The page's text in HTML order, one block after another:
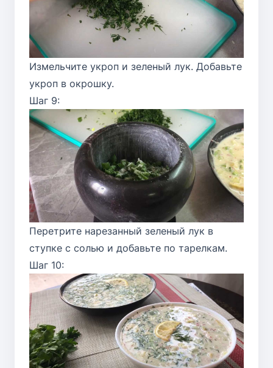
Измельчите укроп и зеленый лук. Добавьте
укроп в окрошку.
Шаг 9:
Перетрите нарезанный зеленый лук в
ступке с солью и добавьте по тарелкам.
Шаг 10: